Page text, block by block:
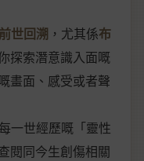
前世回溯 ，尤其係布
探索潛意識入面嘅
畫面、感受或者聲
一世經歷嘅「靈性
閱同今生創傷相關